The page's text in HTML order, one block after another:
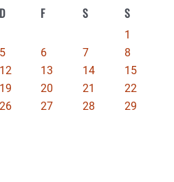
D F S S
1
5 6 7
8
12 13 14
15
19 20 21
22
26 27 28
29